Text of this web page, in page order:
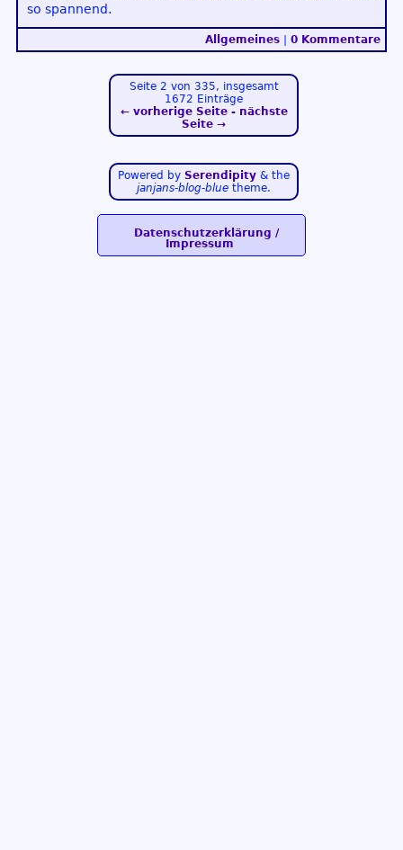
so spannend.
Allgemeines 0 Kommentare
Seite 2 von 335, insgesamt
1672 Einträge
← vorherige Seite
nächste
Seite →
Powered by Serendipity & the
janjans-blog-blue theme.
Datenschutzerklärung /
Impressum